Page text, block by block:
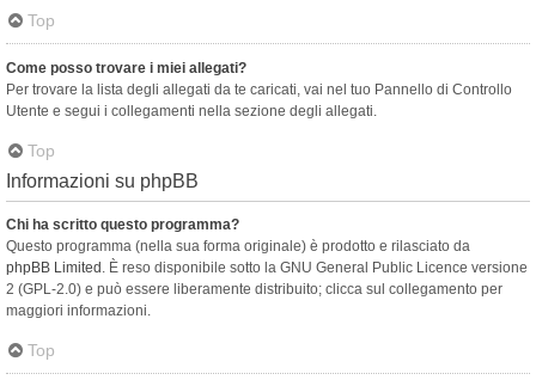
Top
Come posso trovare i miei allegati?
Per trovare la lista degli allegati da te caricati, vai nel tuo Pannello di Controllo
Utente e segui i collegamenti nella sezione degli allegati.
Top
Informazioni su phpBB
Chi ha scritto questo programma?
Questo programma (nella sua forma originale) è prodotto e rilasciato da
phpBB Limited . È reso disponibile sotto la GNU General Public Licence versione
2 (GPL-2.0) e può essere liberamente distribuito; clicca sul collegamento per
maggiori informazioni.
Top